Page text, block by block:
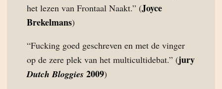
het lezen van Frontaal Naakt.” (Joyce
Brekelmans)
“Fucking goed geschreven en met de vinger
op de zere plek van het multicultidebat.” (jury
Dutch Bloggies 2009)